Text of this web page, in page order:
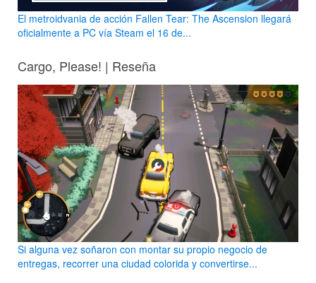
El metroidvania de acción Fallen Tear: The Ascension llegará
oficialmente a PC vía Steam el 16 de...
Cargo, Please! | Reseña
Si alguna vez soñaron con montar su propio negocio de
entregas, recorrer una ciudad colorida y convertirse...